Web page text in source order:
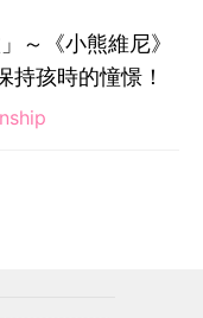
～《小熊維尼》
持孩時的憧憬！